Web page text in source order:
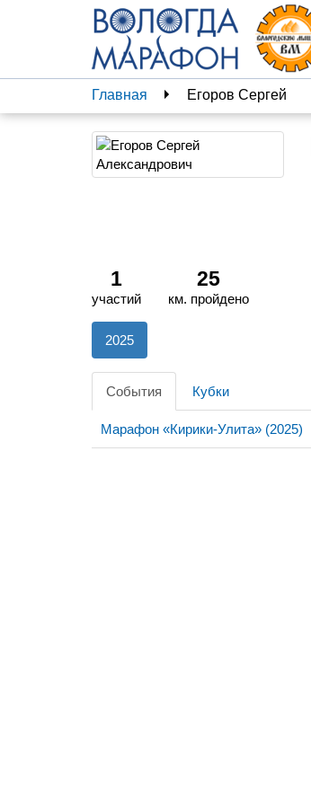
Главная Егоров Сергей
1
участий
25
км. пройдено
2025
События Кубки
Марафон «Кирики-Улита» (2025)